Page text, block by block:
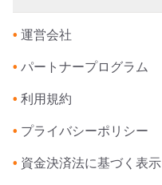
• 運営会社
• パートナープログラム
• 利用規約
• プライバシーポリシー
• 資金決済法に基づく表示